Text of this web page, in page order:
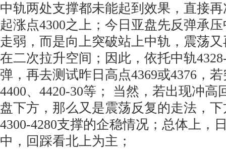
中轨两处支撑都未能起到效果，直接
起涨点4300之上；今日亚盘先反弹承
走弱，而是向上突破站上中轨，震荡
在二次拉升空间；因此，依托中轨
弹，再去测试昨日高点4369或4376，
4400、4420-30等； 当然，若出现冲高
盘下方，那么又是震荡反复的走法，
4300-4280支撑的企稳情况；总体上，
中，回踩看北上为主；